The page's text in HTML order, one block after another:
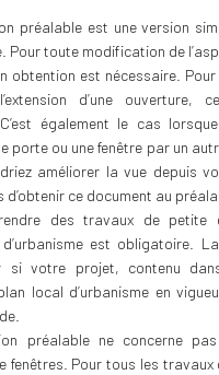
préalable est une version
Pour toute modification de
obtention est nécessaire. Pour
d’une ouverture,
également le cas
porte ou une fenêtre par un
améliorer la vue depuis
d’obtenir ce document au
des travaux de petite
est obligatoire.
si votre projet, contenu
local d’urbanisme en
préalable ne concerne
fenêtres. Pour tous les